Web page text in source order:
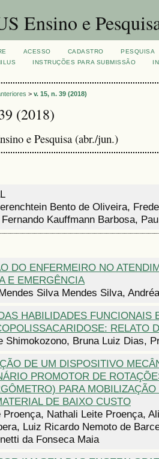
Ensino e
ACESSO CADASTRO
PESQUISA
INSTRUÇÕES PARA SUBMISSÃO
> v. 15, n. 39 (2018)
(2018)
e Pesquisa (abr./jun.)
Bento de Oliveira,
Kauffmann Barbosa,
DO ENFERMEIRO NO
E EMERGÊNCIA
Silva Mendes Silva,
HABILIDADES FUNCIONAIS
RELATO
Shimokozono, Bruna Luiz Dias,
DE UM DISPOSITIVO
PROMOTOR DE
PARA
DE BAIXO CUSTO
Proença, Nathali Leite Proença,
Luiz Ricardo Nemoto de
da Fonseca Maia